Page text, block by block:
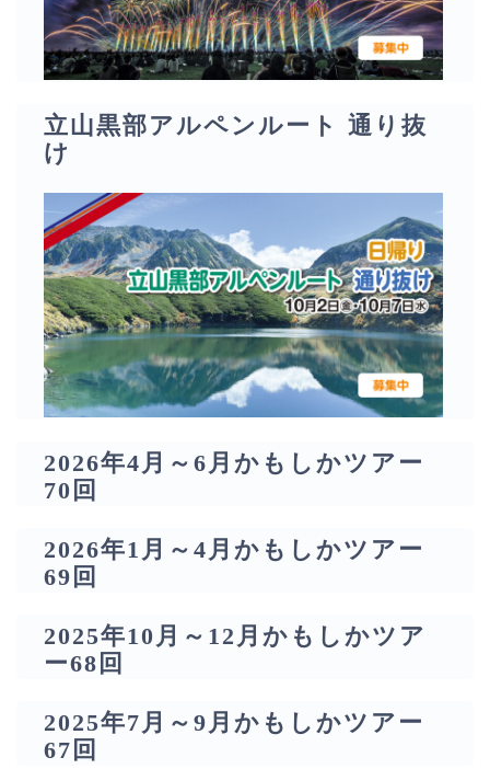
立山黒部アルペンルート 通り抜
け
2026年4月～6月かもしかツアー
70回
2026年1月～4月かもしかツアー
69回
2025年10月～12月かもしかツア
ー68回
2025年7月～9月かもしかツアー
67回